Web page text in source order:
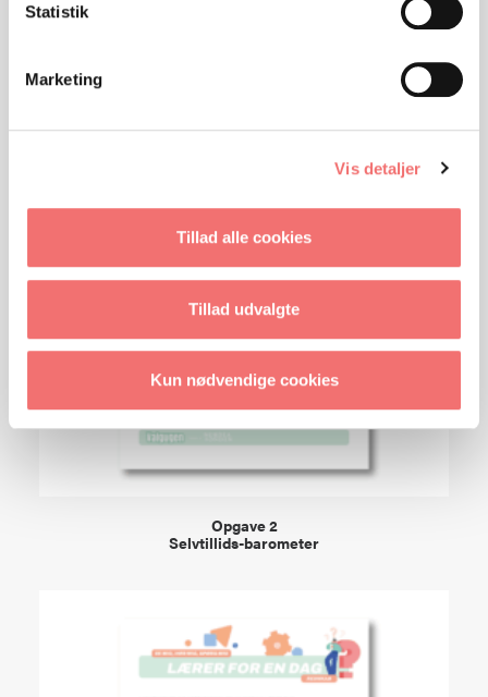
Statistik
Marketing
Vis detaljer
Tillad alle cookies
Tillad udvalgte
Kun nødvendige cookies
Opgave 2
Selvtillids-barometer